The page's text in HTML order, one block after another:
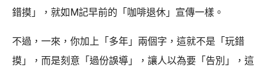
錯摸」，就如M記早前的「咖啡退休」宣傳一樣。
不過，一來，你加上「多年」兩個字，這就不是「玩錯
摸」，而是刻意「過份誤導」，讓人以為要「告別」，這